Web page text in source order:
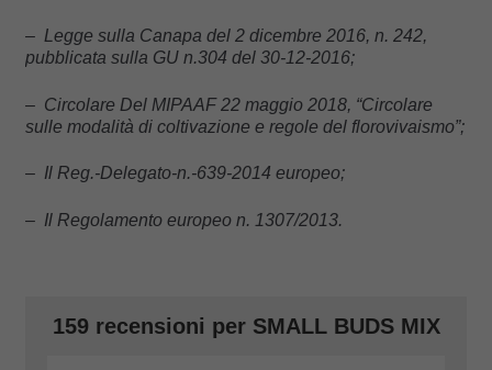
– Legge sulla Canapa del 2 dicembre 2016, n. 242,
pubblicata sulla GU n.304 del 30-12-2016;
– Circolare Del MIPAAF 22 maggio 2018, “Circolare
sulle modalità di coltivazione e regole del florovivaismo”;
– Il Reg.-Delegato-n.-639-2014 europeo;
– Il Regolamento europeo n. 1307/2013.
159 recensioni per SMALL BUDS MIX